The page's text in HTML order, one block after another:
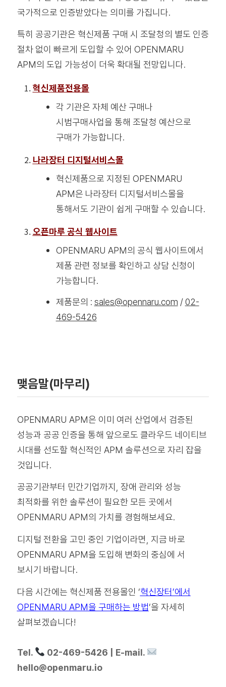
국가적으로 인증받았다는 의미를 가집니다.
특히 공공기관은 혁신제품 구매 시 조달청의 별도 인증
절차 없이 빠르게 도입할 수 있어 OPENMARU
APM의 도입 가능성이 더욱 확대될 전망입니다.
혁신제품전용몰
각 기관은 자체 예산 구매나
시범구매사업을 통해 조달청 예산으로
구매가 가능합니다.
나라장터 디지털서비스몰
혁신제품으로 지정된 OPENMARU
APM은 나라장터 디지털서비스몰을
통해서도 기관이 쉽게 구매할 수 있습니다.
오픈마루 공식 웹사이트
OPENMARU APM의 공식 웹사이트에서
제품 관련 정보를 확인하고 상담 신청이
가능합니다.
제품문의 : sales@opennaru.com /02-
469-5426
맺음말(마무리)
OPENMARU APM은 이미 여러 산업에서 검증된
성능과 공공 인증을 통해 앞으로도 클라우드 네이티브
시대를 선도할 혁신적인 APM 솔루션으로 자리 잡을
것입니다.
공공기관부터 민간기업까지, 장애 관리와 성능
최적화를 위한 솔루션이 필요한 모든 곳에서
OPENMARU APM의 가치를 경험해보세요.
디지털 전환을 고민 중인 기업이라면, 지금 바로
OPENMARU APM을 도입해 변화의 중심에 서
보시기 바랍니다.
다음 시간에는 혁신제품 전용몰인 ‘혁신장터’에서
OPENMARU APM을 구매하는 방법‘을 자세히
살펴보겠습니다!
Tel.
02-469-5426 | E-mail.
hello@openmaru.io